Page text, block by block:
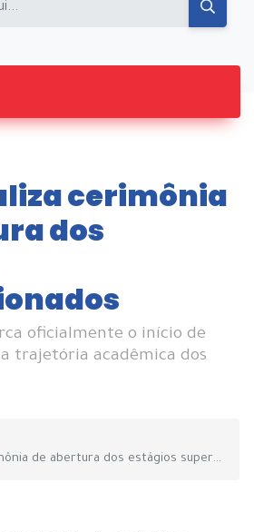
cerimônia
dos
oficialmente o início de
trajetória acadêmica dos
de abertura dos estágios supervisionados